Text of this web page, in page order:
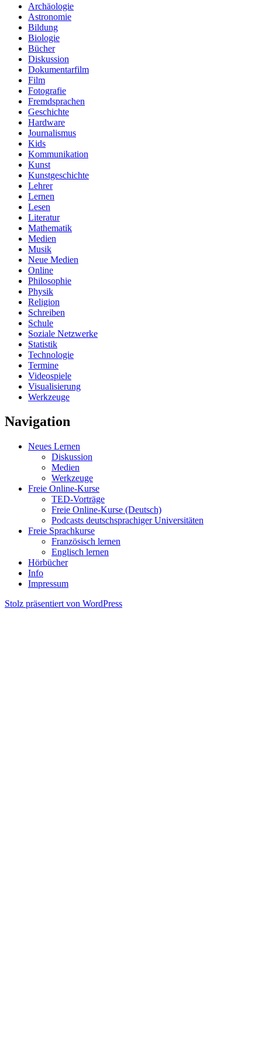
Archäologie
Astronomie
Bildung
Biologie
Bücher
Diskussion
Dokumentarfilm
Film
Fotografie
Fremdsprachen
Geschichte
Hardware
Journalismus
Kids
Kommunikation
Kunst
Kunstgeschichte
Lehrer
Lernen
Lesen
Literatur
Mathematik
Medien
Musik
Neue Medien
Online
Philosophie
Physik
Religion
Schreiben
Schule
Soziale Netzwerke
Statistik
Technologie
Termine
Videospiele
Visualisierung
Werkzeuge
Navigation
Neues Lernen
Diskussion
Medien
Werkzeuge
Freie Online-Kurse
TED-Vorträge
Freie Online-Kurse (Deutsch)
Podcasts deutschsprachiger Universitäten
Freie Sprachkurse
Französisch lernen
Englisch lernen
Hörbücher
Info
Impressum
Stolz präsentiert von WordPress